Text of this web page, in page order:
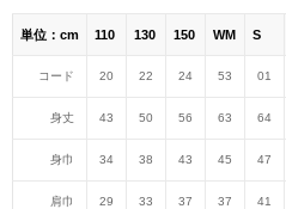
単位：cm 110 130 150 WM S
コード 20 22 24 53 01
身丈 43 50 56 63 64
身巾 34 38 43 45 47
肩巾 29 33 37 37 41